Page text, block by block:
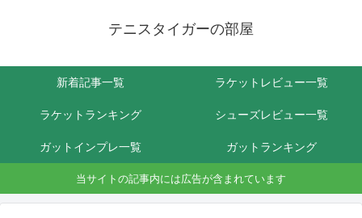
テニスタイガーの部屋
新着記事一覧 ラケットレビュー一覧
ラケットランキング シューズレビュー一覧
ガットインプレ一覧 ガットランキング
当サイトの記事内には広告が含まれています